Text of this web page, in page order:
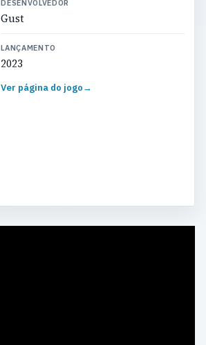
DESENVOLVEDOR
Gust
LANÇAMENTO
2023
Ver página do jogo→